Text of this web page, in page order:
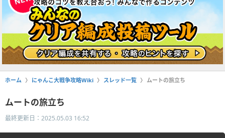
ホーム にゃんこ大戦争攻略Wiki スレッド一覧 ムートの旅立ち
ムートの旅立ち
最終更新日：2025.05.03 16:52